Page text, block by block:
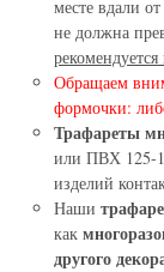
месте вдали
не должна
Обращаем
формочки:
Трафареты
или ПВХ 125-
изделий
Наши
как
другого